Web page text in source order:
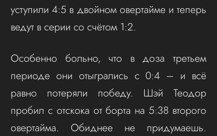
уступили 4:5 в двойном овертайме и теперь
ведут в серии со счётом 1:2.
Особенно больно, что в доза третьем
периоде они отыгрались с 0:4 – и всё
равно потеряли победу. Шэй Теодор
пробил с отскока от борта на 5:38 второго
овертайма. Обиднее не придумаешь.